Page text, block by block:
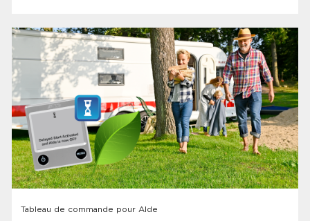
Tableau de commande pour Alde